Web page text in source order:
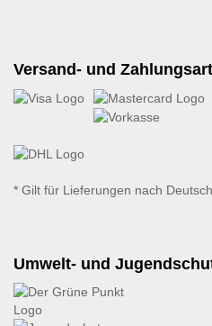
Versand- und
* Gilt für Lieferungen nach
Umwelt- und